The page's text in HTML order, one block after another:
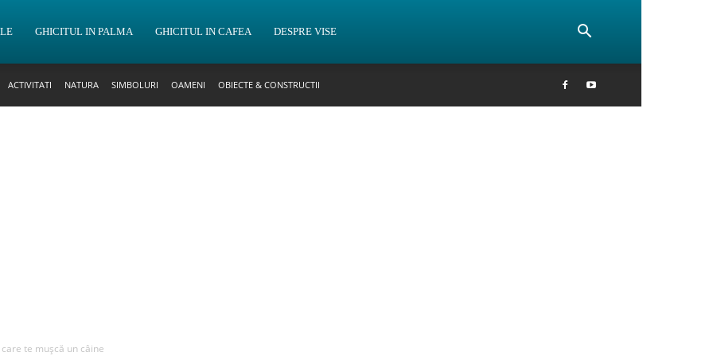
GHICITUL IN PALMA GHICITUL IN CAFEA DESPRE VISE
ACTIVITATI NATURA SIMBOLURI OAMENI OBIECTE & CONSTRUCTII
te mușcă un câine